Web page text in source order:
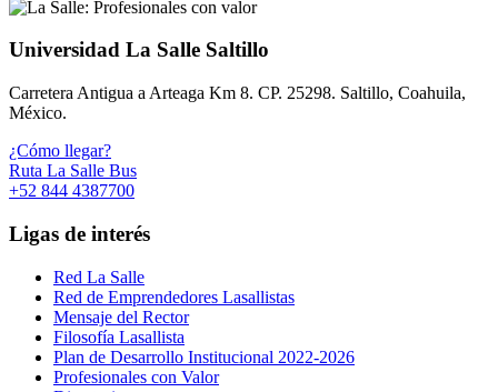
Universidad La Salle Saltillo
Carretera Antigua a Arteaga Km 8. CP. 25298. Saltillo, Coahuila,
México.
¿Cómo llegar?
Ruta La Salle Bus
+52 844 4387700
Ligas de interés
Red La Salle
Red de Emprendedores Lasallistas
Mensaje del Rector
Filosofía Lasallista
Plan de Desarrollo Institucional 2022-2026
Profesionales con Valor